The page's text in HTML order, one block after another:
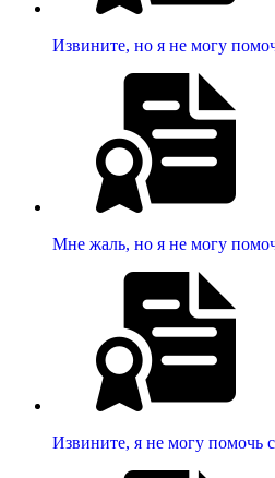
Извините, но я не могу
Мне жаль, но я не могу
Извините, я не могу помочь